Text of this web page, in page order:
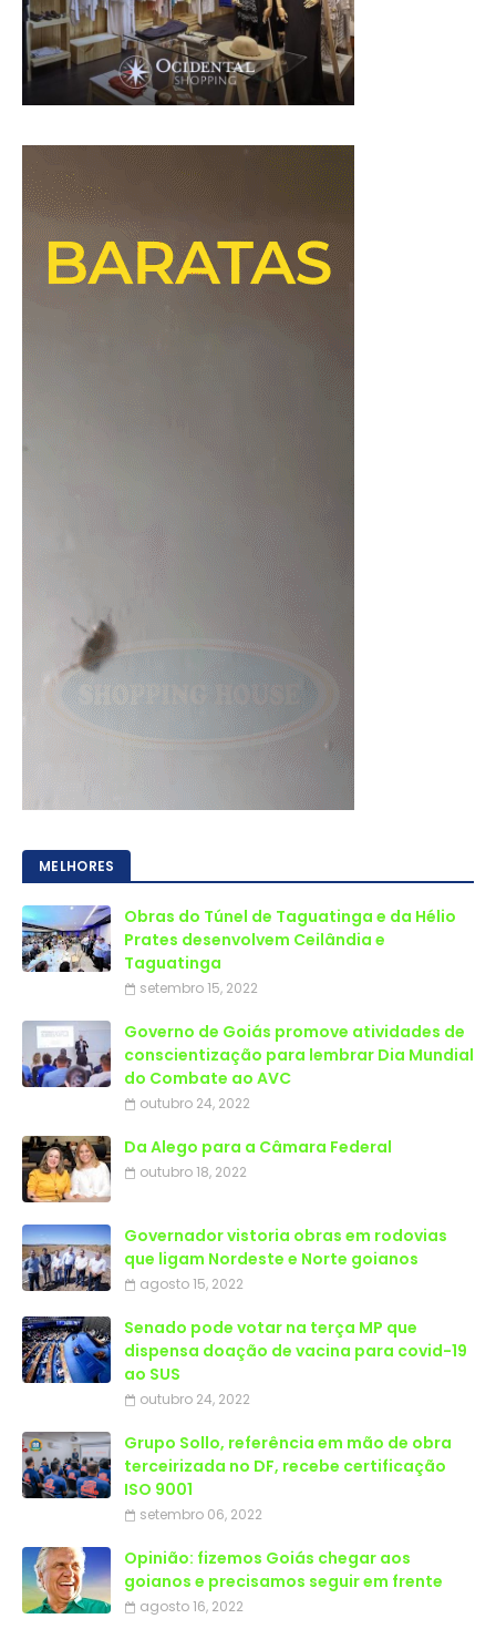
MELHORES
Obras do Túnel de Taguatinga e da Hélio
Prates desenvolvem Ceilândia e
Taguatinga
setembro 15, 2022
Governo de Goiás promove atividades de
conscientização para lembrar Dia Mundial
do Combate ao AVC
outubro 24, 2022
Da Alego para a Câmara Federal
outubro 18, 2022
Governador vistoria obras em rodovias
que ligam Nordeste e Norte goianos
agosto 15, 2022
Senado pode votar na terça MP que
dispensa doação de vacina para covid-19
ao SUS
outubro 24, 2022
Grupo Sollo, referência em mão de obra
terceirizada no DF, recebe certificação
ISO 9001
setembro 06, 2022
Opinião: fizemos Goiás chegar aos
goianos e precisamos seguir em frente
agosto 16, 2022